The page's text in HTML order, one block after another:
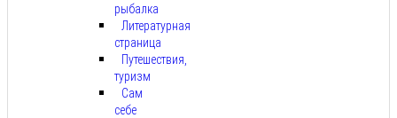
рыбалка
Литературная
страница
Путешествия,
туризм
Сам
себе